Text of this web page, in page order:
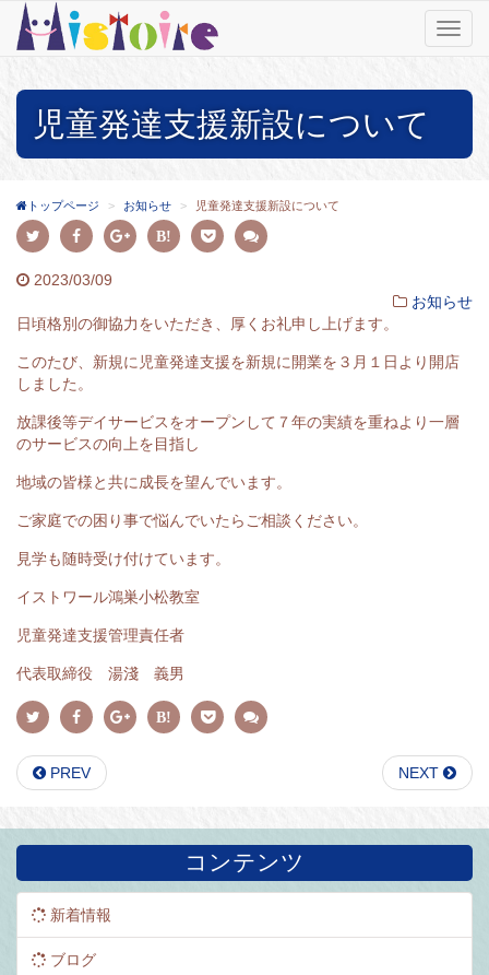
T
o
n
t
i
n
児童発達支援新設について
トップページ お知らせ 児童発達支援新設について
2023/03/09
お知らせ
日頃格別の御協力をいただき、厚くお礼申し上げます。
このたび、新規に児童発達支援を新規に開業を３月１日より開店
しました。
放課後等デイサービスをオープンして７年の実績を重ねより一層
のサービスの向上を目指し
地域の皆様と共に成長を望んでいます。
ご家庭での困り事で悩んでいたらご相談ください。
見学も随時受け付けています。
イストワール鴻巣小松教室
児童発達支援管理責任者
代表取締役 湯淺 義男
PREV NEXT
コンテンツ
新着情報
ブログ